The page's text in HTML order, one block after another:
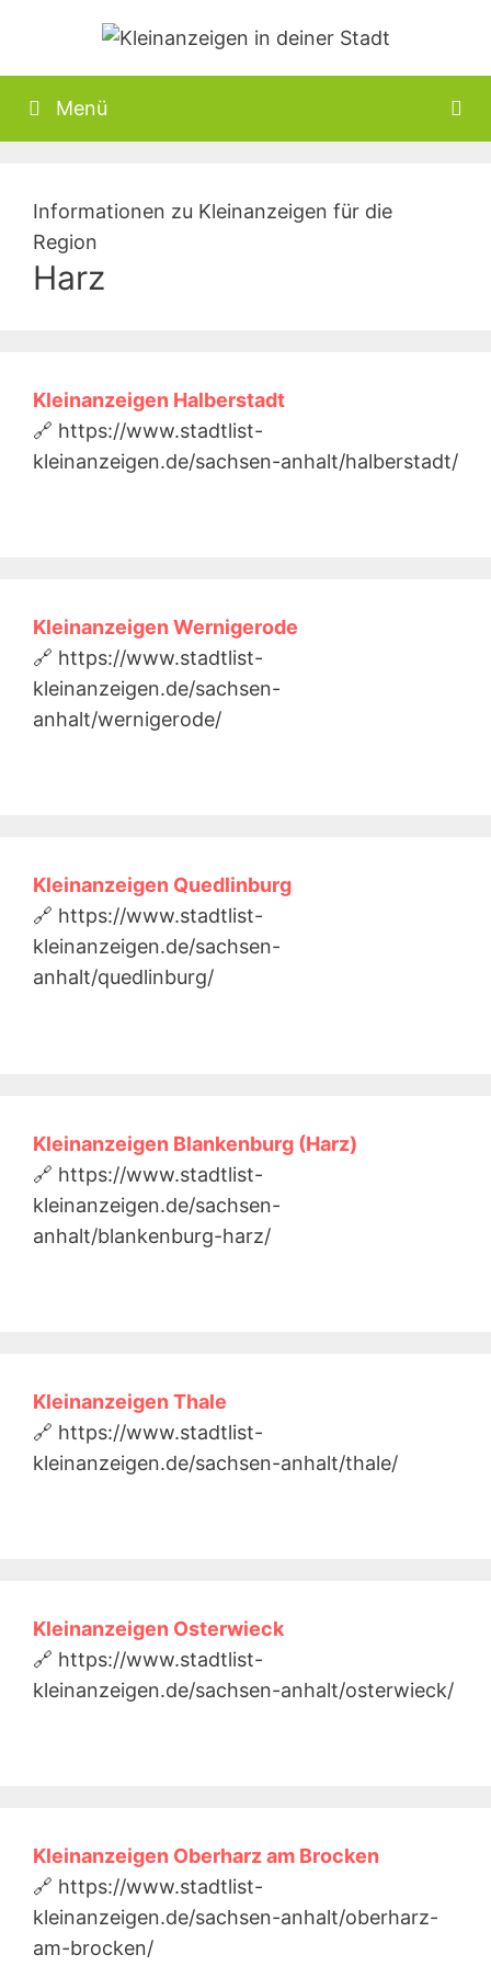
springen
Menü
Informationen zu Kleinanzeigen für die
Region
Harz
Kleinanzeigen Halberstadt
🔗 https://www.stadtlist-
kleinanzeigen.de/sachsen-anhalt/halberstadt/
Kleinanzeigen Wernigerode
🔗 https://www.stadtlist-
kleinanzeigen.de/sachsen-
anhalt/wernigerode/
Kleinanzeigen Quedlinburg
🔗 https://www.stadtlist-
kleinanzeigen.de/sachsen-
anhalt/quedlinburg/
Kleinanzeigen Blankenburg (Harz)
🔗 https://www.stadtlist-
kleinanzeigen.de/sachsen-
anhalt/blankenburg-harz/
Kleinanzeigen Thale
🔗 https://www.stadtlist-
kleinanzeigen.de/sachsen-anhalt/thale/
Kleinanzeigen Osterwieck
🔗 https://www.stadtlist-
kleinanzeigen.de/sachsen-anhalt/osterwieck/
Kleinanzeigen Oberharz am Brocken
🔗 https://www.stadtlist-
kleinanzeigen.de/sachsen-anhalt/oberharz-
am-brocken/